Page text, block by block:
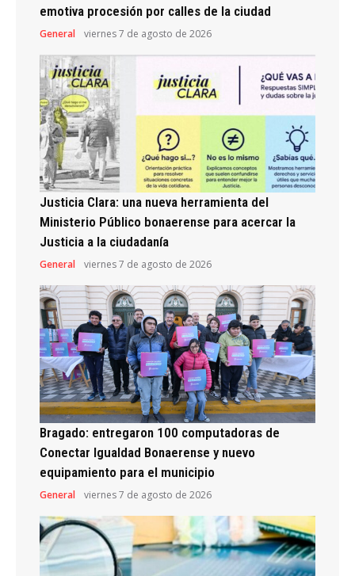
emotiva procesión por calles de la ciudad
General viernes 7 de agosto de 2026
Justicia Clara: una nueva herramienta del
Ministerio Público bonaerense para acercar la
Justicia a la ciudadanía
General viernes 7 de agosto de 2026
Bragado: entregaron 100 computadoras de
Conectar Igualdad Bonaerense y nuevo
equipamiento para el municipio
General viernes 7 de agosto de 2026